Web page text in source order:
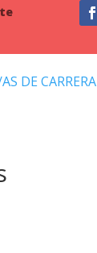
DE CARRERA